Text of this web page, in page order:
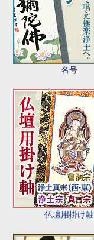
名号
仏壇用掛け軸